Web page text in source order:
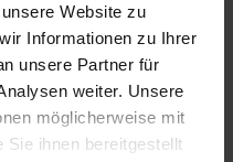
Website zu
Informationen zu Ihrer
unsere Partner für
weiter. Unsere
möglicherweise mit
Sie ihnen bereitgestellt